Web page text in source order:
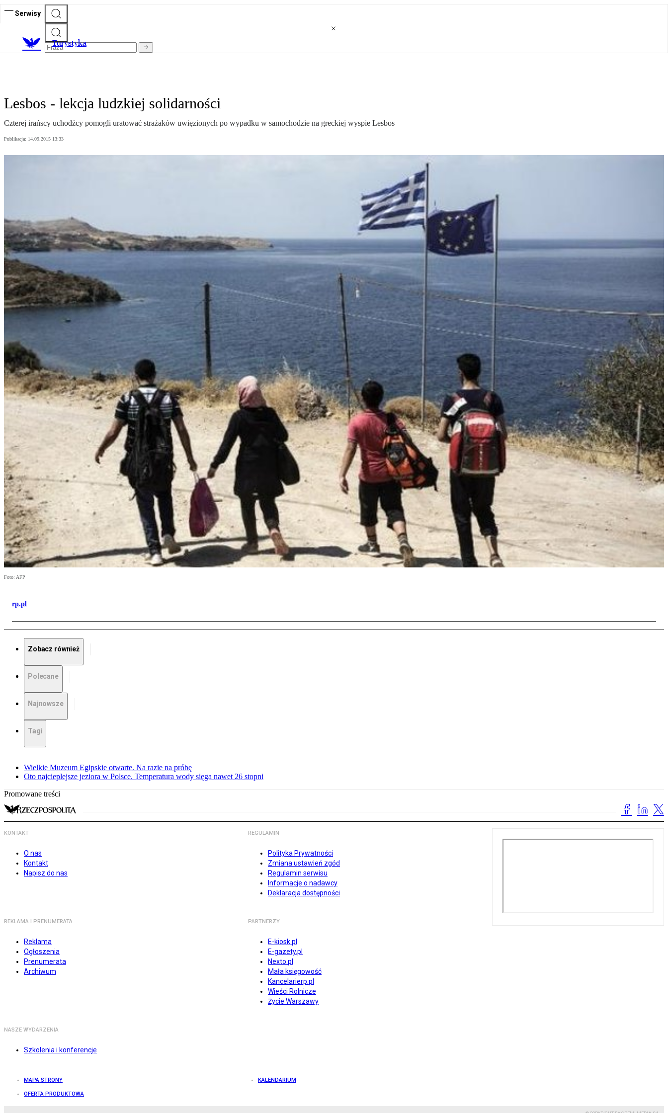
Serwisy
Turystyka
Lesbos - lekcja ludzkiej solidarności
Czterej irańscy uchodźcy pomogli uratować strażaków uwięzionych po wypadku w samochodzie na greckiej wyspie Lesbos
Publikacja: 14.09.2015 13:33
Foto: AFP
rp.pl
Zobacz również
Polecane
Najnowsze
Tagi
Wielkie Muzeum Egipskie otwarte. Na razie na próbę
Oto najcieplejsze jeziora w Polsce. Temperatura wody sięga nawet 26 stopni
Promowane treści
KONTAKT
O nas
Kontakt
Napisz do nas
REGULAMIN
Polityka Prywatności
Zmiana ustawień zgód
Regulamin serwisu
Informacje o nadawcy
Deklaracja dostępności
REKLAMA I PRENUMERATA
Reklama
Ogłoszenia
Prenumerata
Archiwum
PARTNERZY
E-kiosk.pl
E-gazety.pl
Nexto.pl
Mała księgowość
Kancelarierp.pl
Wieści Rolnicze
Życie Warszawy
NASZE WYDARZENIA
Szkolenia i konferencje
MAPA STRONY KALENDARIUM
OFERTA PRODUKTOWA